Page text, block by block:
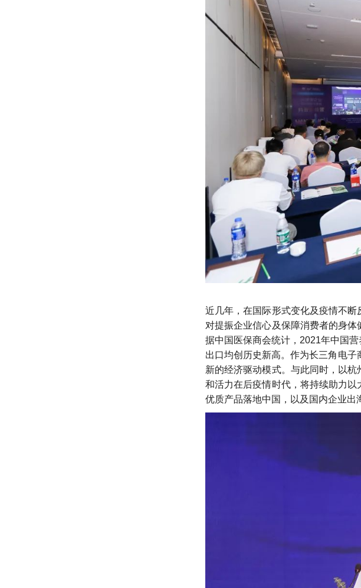
近几年，在国际形式变化及疫情不断
对提振企业信心及保障消费者的身
据中国医保商会统计，2021年中国
出口均创历史新高。作为长三角电
新的经济驱动模式。与此同时，以
和活力在后疫情时代，将持续助力
优质产品落地中国，以及国内企业出